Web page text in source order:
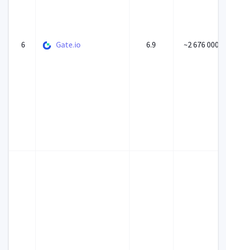
6 Gate.io 6.9 ~2 676 000